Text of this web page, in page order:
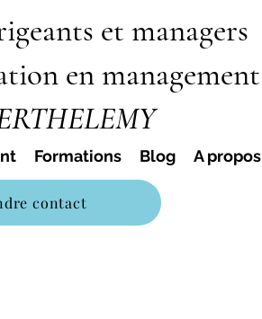
et managers
en management
Formations Blog A propos
contact